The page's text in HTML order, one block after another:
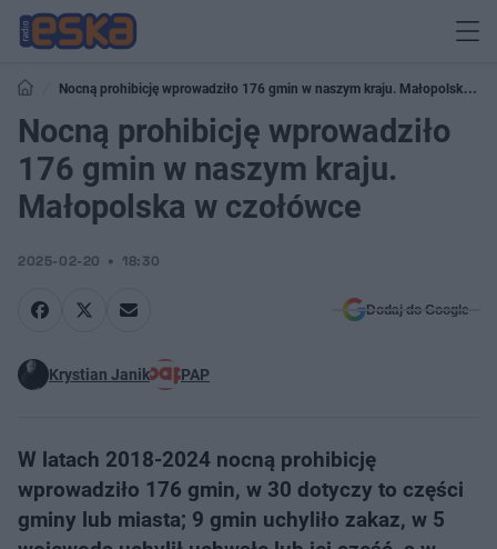
Nocną prohibicję wprowadziło 176 gmin w naszym kraju. Małopolska w
czołówce
Nocną prohibicję wprowadziło
176 gmin w naszym kraju.
Małopolska w czołówce
2025-02-20 18:30
Dodaj do Google
Krystian Janik PAP
W latach 2018-2024 nocną prohibicję
wprowadziło 176 gmin, w 30 dotyczy to części
gminy lub miasta; 9 gmin uchyliło zakaz, w 5